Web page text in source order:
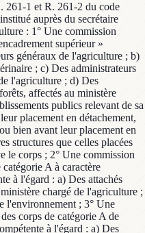
261-1 et R. 261-2 du code
auprès du secrétaire
: 1° Une commission
supérieur »
généraux de l'agriculture ; b)
; c) Des administrateurs
l'agriculture ; d) Des
affectés au ministère
publics relevant de sa
placement en détachement,
bien avant leur placement en
structures que celles placées
le corps ; 2° Une commission
A à caractère
à l'égard : a) Des attachés
chargé de l'agriculture ;
l'environnement ; 3° Une
corps de catégorie A de
à l'égard : a) Des